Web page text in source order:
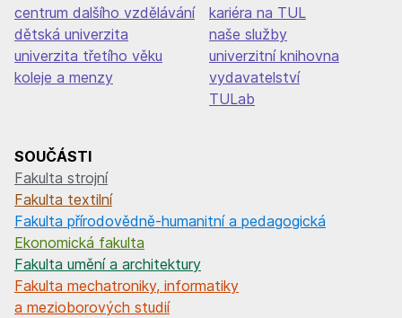
centrum dalšího vzdělávání
dětská univerzita
univerzita třetího věku
koleje a menzy
kariéra na TUL
naše služby
univerzitní knihovna
vydavatelství
TULab
SOUČÁSTI
Fakulta strojní
Fakulta textilní
Fakulta přírodovědně-humanitní a pedagogická
Ekonomická fakulta
Fakulta umění a architektury
Fakulta mechatroniky, informatiky
a mezioborových studií